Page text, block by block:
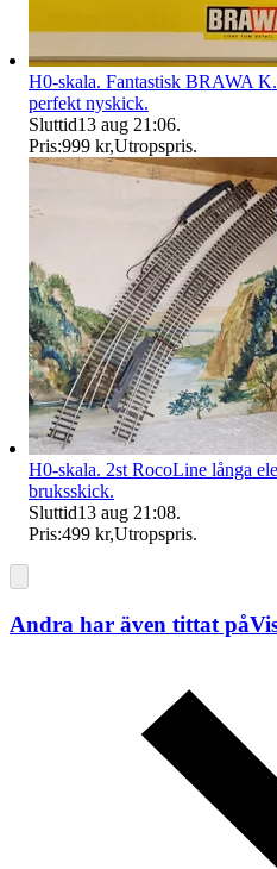
H0-skala. Fantastisk BRAWA
perfekt nyskick.
Sluttid13 aug 21:06.
Pris:999 kr,Utropspris.
H0-skala. 2st RocoLine långa
bruksskick.
Sluttid13 aug 21:08.
Pris:499 kr,Utropspris.
Andra har även tittat på